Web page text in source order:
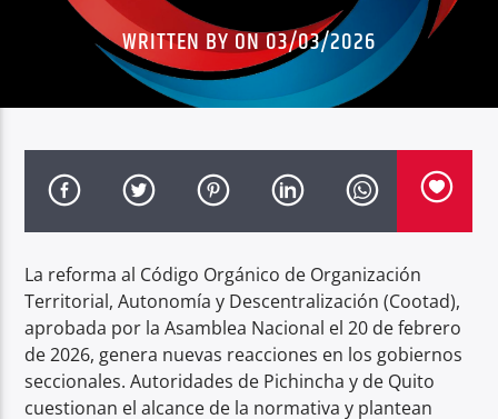
WRITTEN BY ON 03/03/2026
La reforma al Código Orgánico de Organización
Territorial, Autonomía y Descentralización (Cootad),
aprobada por la Asamblea Nacional el 20 de febrero
de 2026, genera nuevas reacciones en los gobiernos
seccionales. Autoridades de Pichincha y de Quito
cuestionan el alcance de la normativa y plantean